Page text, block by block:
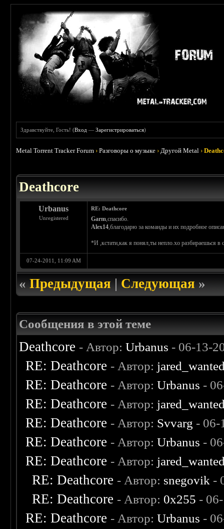
Здравствуйте, Гость! (Вход —Зарегистрироваться)
Metal Torrent Tracker Forum ›Разговоры о музыке ›Другой Metal ›
Deathcore
Urbanus
Unregistered
RE: Deathcore
Garm,спасибо.
Alex14,благодарю за команды и их подробное
*И ,кстати,как я понял,ты непло.хо разбираешься в
07-24-2011, 11:09 AM
«Предыдущая|Следующая»
Сообщения в этой теме
Deathcore - Автор:Urbanus - 06-13-
RE: Deathcore - Автор:
RE: Deathcore - Автор:Urbanus -
RE: Deathcore - Автор:
RE: Deathcore - Автор: Svvarg - 06-
RE: Deathcore - Автор:Urbanus -
RE: Deathcore - Автор:
RE: Deathcore - Автор: snegovik -
RE: Deathcore - Автор: 0х255 -
RE: Deathcore - Автор:Urbanus -